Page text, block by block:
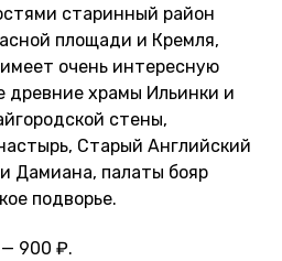
старинный район
площади и Кремля,
очень интересную
храмы Ильинки и
стены,
Старый Английский
Дамиана, палаты бояр
подворье.
— 900 ₽.